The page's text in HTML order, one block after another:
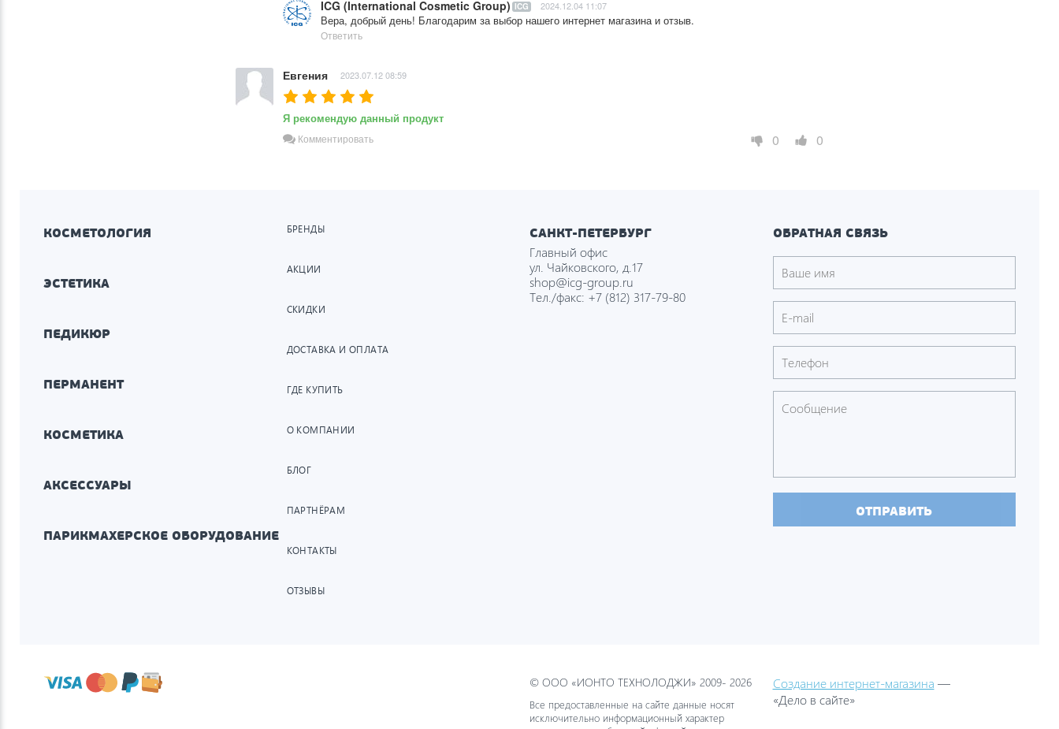
ICG (International Cosmetic Group) ICG 2024.12.04 11:07
Вера, добрый день! Благодарим за выбор нашего интернет магазина и отзыв.
Ответить
Евгения 2023.07.12 08:59
Я рекомендую данный продукт
Комментировать 0 0
КОСМЕТОЛОГИЯ
ЭСТЕТИКА
ПЕДИКЮР
ПЕРМАНЕНТ
КОСМЕТИКА
АКСЕССУАРЫ
ПАРИКМАХЕРСКОЕ ОБОРУДОВАНИЕ
БРЕНДЫ
АКЦИИ
СКИДКИ
ДОСТАВКА И ОПЛАТА
ГДЕ КУПИТЬ
О КОМПАНИИ
БЛОГ
ПАРТНЁРАМ
КОНТАКТЫ
ОТЗЫВЫ
САНКТ-ПЕТЕРБУРГ
Главный офис
ул. Чайковского, д.17
shop@icg-group.ru
Тел./факс: +7 (812) 317-79-80
ОБРАТНАЯ СВЯЗЬ
ОТПРАВИТЬ
© ООО «ИОНТО ТЕХНОЛОДЖИ» 2009- 2026
Все предоставленные на сайте данные носят
исключительно информационный характер
Создание интернет-магазина —
«Дело в сайте»